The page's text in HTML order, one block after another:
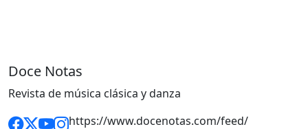
Doce Notas
Revista de música clásica y danza
https://www.docenotas.com/feed/